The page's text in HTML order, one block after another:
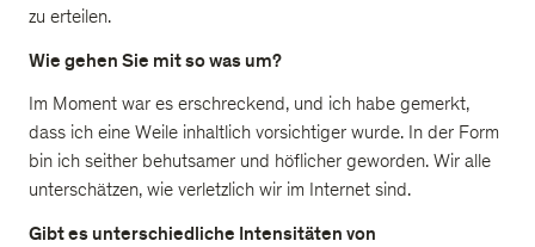
zu erteilen.
Wie gehen Sie mit so was um?
Im Moment war es erschreckend, und ich habe gemerkt,
dass ich eine Weile inhaltlich vorsichtiger wurde. In der Form
bin ich seither behutsamer und höflicher geworden. Wir alle
unterschätzen, wie verletzlich wir im Internet sind.
Gibt es unterschiedliche Intensitäten von